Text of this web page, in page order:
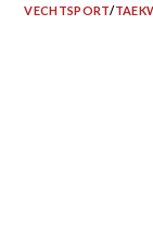
VECHTSPORT/